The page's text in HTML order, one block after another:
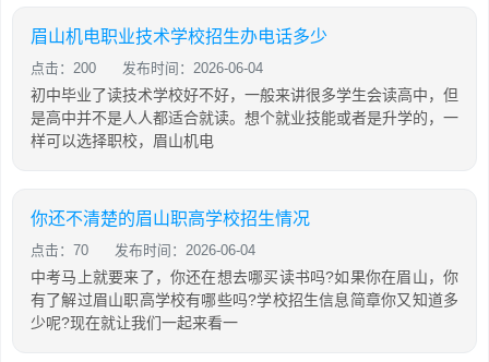
眉山机电职业技术学校招生办电话多少
点击：200 发布时间：2026-06-04
初中毕业了读技术学校好不好，一般来讲很多学生会读高中，但
是高中并不是人人都适合就读。想个就业技能或者是升学的，一
样可以选择职校，眉山机电
你还不清楚的眉山职高学校招生情况
点击：70 发布时间：2026-06-04
中考马上就要来了，你还在想去哪买读书吗?如果你在眉山，你
有了解过眉山职高学校有哪些吗?学校招生信息简章你又知道多
少呢?现在就让我们一起来看一